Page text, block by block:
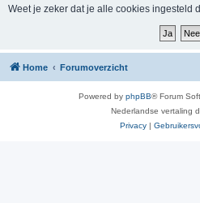
Weet je zeker dat je alle cookies ingesteld
Home Forumoverzicht
Powered by phpBB® Forum
Nederlandse vertaling
Privacy |